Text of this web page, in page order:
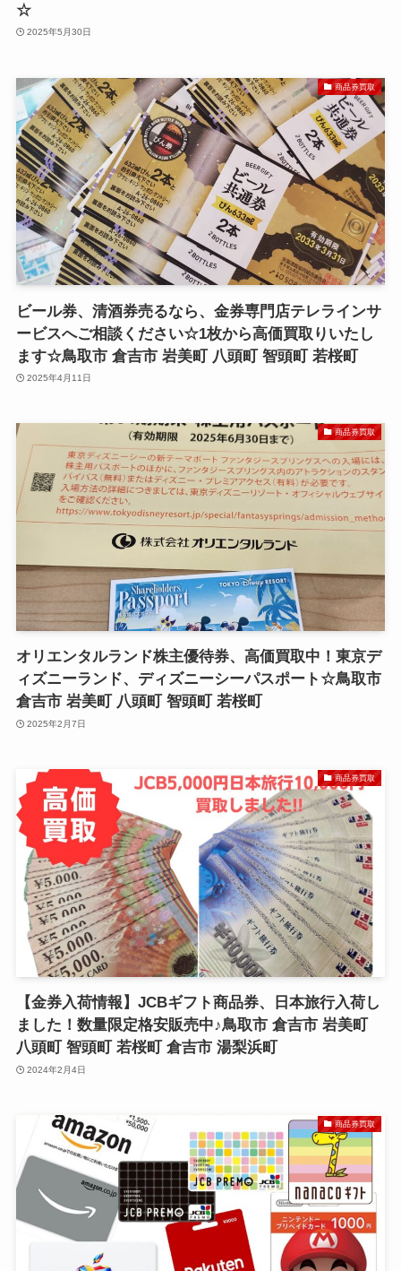
☆
2025年5月30日
商品券買取
ビール券、清酒券売るなら、金券専門店テレラインサ
ービスへご相談ください☆1枚から高価買取りいたし
ます☆鳥取市 倉吉市 岩美町 八頭町 智頭町 若桜町
2025年4月11日
商品券買取
オリエンタルランド株主優待券、高価買取中！東京デ
ィズニーランド、ディズニーシーパスポート☆鳥取市
倉吉市 岩美町 八頭町 智頭町 若桜町
2025年2月7日
商品券買取
【金券入荷情報】JCBギフト商品券、日本旅行入荷し
ました！数量限定格安販売中♪鳥取市 倉吉市 岩美町
八頭町 智頭町 若桜町 倉吉市 湯梨浜町
2024年2月4日
商品券買取